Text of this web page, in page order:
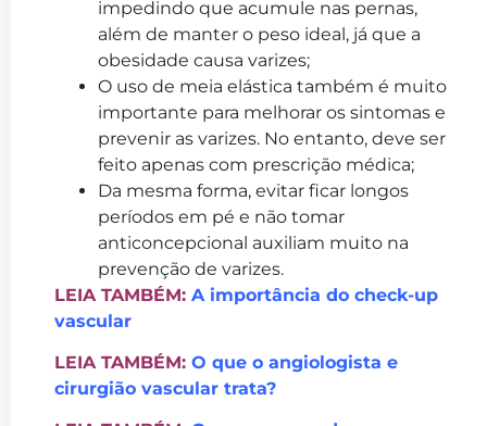
impedindo que acumule nas pernas,
além de manter o peso ideal, já que a
obesidade causa varizes;
O uso de meia elástica também é muito
importante para melhorar os sintomas e
prevenir as varizes. No entanto, deve ser
feito apenas com prescrição médica;
Da mesma forma, evitar ficar longos
períodos em pé e não tomar
anticoncepcional auxiliam muito na
prevenção de varizes.
LEIA TAMBÉM: A importância do check-up
vascular
LEIA TAMBÉM: O que o angiologista e
cirurgião vascular trata?